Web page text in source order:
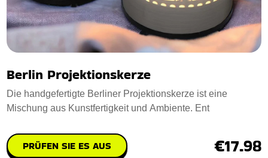
Berlin Projektionskerze
Die handgefertigte Berliner Projektionskerze ist eine
Mischung aus Kunstfertigkeit und Ambiente. Ent
PRÜFEN SIE ES AUS €17.98